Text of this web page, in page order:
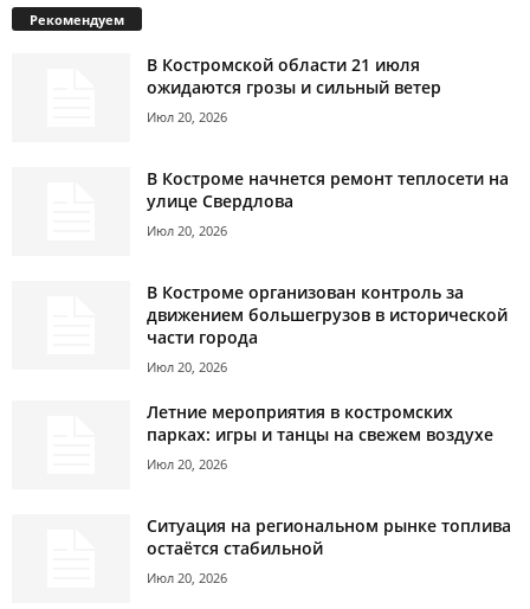
Рекомендуем
В Костромской области 21 июля
ожидаются грозы и сильный ветер
Июл 20, 2026
В Костроме начнется ремонт теплосети на
улице Свердлова
Июл 20, 2026
В Костроме организован контроль за
движением большегрузов в исторической
части города
Июл 20, 2026
Летние мероприятия в костромских
парках: игры и танцы на свежем воздухе
Июл 20, 2026
Ситуация на региональном рынке топлива
остаётся стабильной
Июл 20, 2026